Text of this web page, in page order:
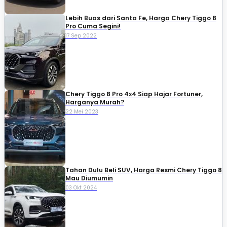
Lebih Buas dari Santa Fe, Harga Chery Tiggo 8
Pro Cuma Segini!
17 Sep 2022
Chery Tiggo 8 Pro 4x4 Siap Hajar Fortuner,
Harganya Murah?
22 Mei 2023
Tahan Dulu Beli SUV, Harga Resmi Chery Tiggo 8
Mau Diumumin
03 Okt 2024